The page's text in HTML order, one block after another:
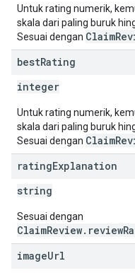
Untuk rating numerik,
skala dari paling buruk
Sesuai dengan
bestRating
integer
Untuk rating numerik,
skala dari paling buruk
Sesuai dengan
ratingExplanation
string
Sesuai dengan
imageUrl